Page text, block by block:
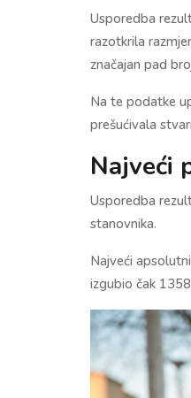
Usporedba
razotkrila
značajan pad
Na te podatke
prešućivala
Najveći
Usporedba
stanovnika.
Najveći
izgubio čak